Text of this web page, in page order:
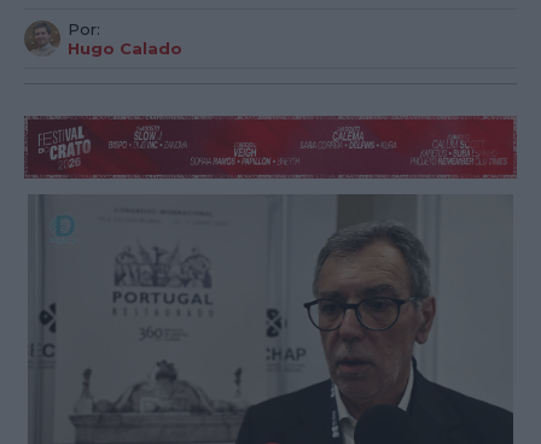
Por:
Hugo Calado